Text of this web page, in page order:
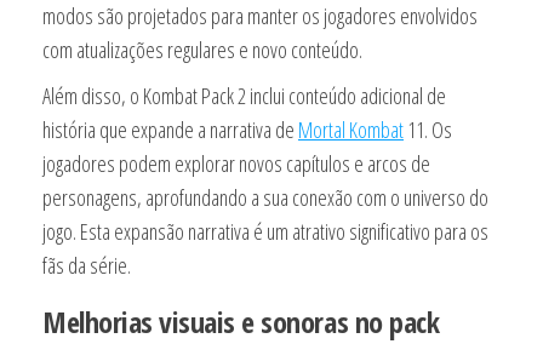
modos são projetados para manter os jogadores envolvidos
com atualizações regulares e novo conteúdo.
Além disso, o Kombat Pack 2 inclui conteúdo adicional de
história que expande a narrativa de Mortal Kombat 11. Os
jogadores podem explorar novos capítulos e arcos de
personagens, aprofundando a sua conexão com o universo do
jogo. Esta expansão narrativa é um atrativo significativo para os
fãs da série.
Melhorias visuais e sonoras no pack